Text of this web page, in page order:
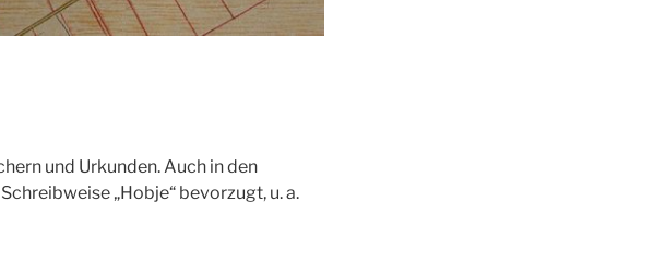
und Urkunden. Auch in den
„Hobje“ bevorzugt, u. a.